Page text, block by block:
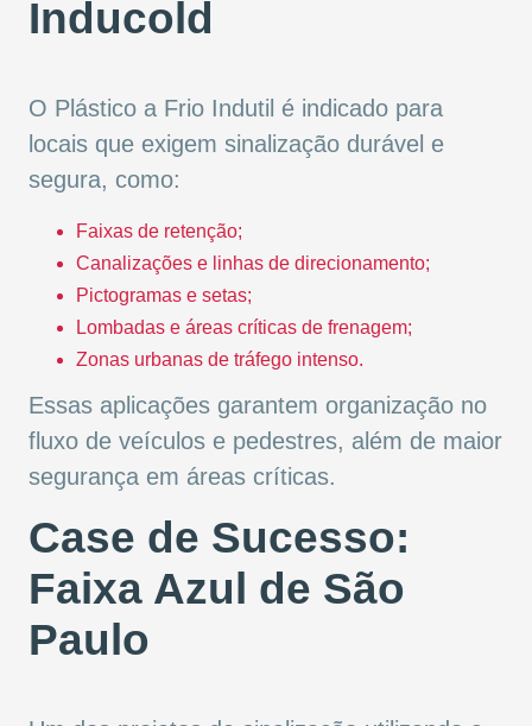
Inducold
O Plástico a Frio Indutil é indicado para
locais que exigem sinalização durável e
segura, como:
Faixas de retenção;
Canalizações e linhas de direcionamento;
Pictogramas e setas;
Lombadas e áreas críticas de frenagem;
Zonas urbanas de tráfego intenso.
Essas aplicações garantem organização no
fluxo de veículos e pedestres, além de maior
segurança em áreas críticas.
Case de Sucesso:
Faixa Azul de São
Paulo